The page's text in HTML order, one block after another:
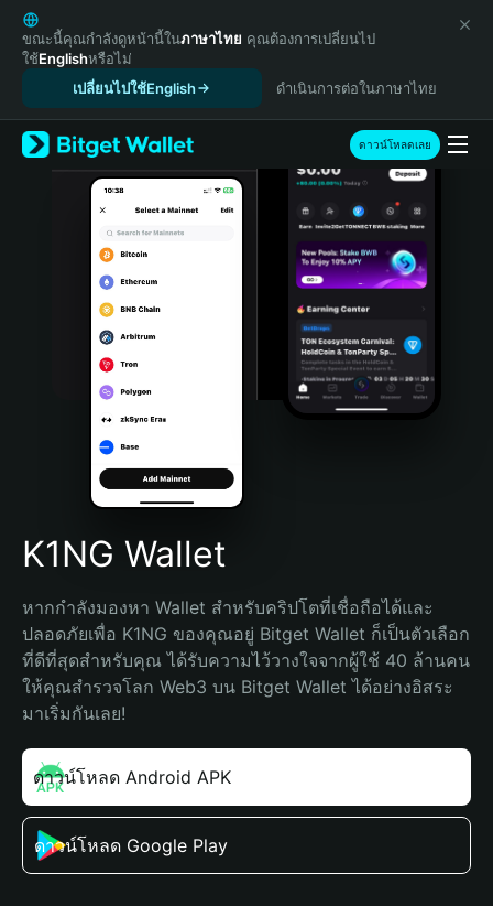
English
日本語
Tiếng Việt
Español (Latinoamérica)
Türkçe
Italiano
Português (Portugal)
Bahasa Indonesia
Português (Brasil)
Español (Argentina)
ขณะนี้คุณกำลังดูหน้านี้ในภาษาไทย คุณต้องการเปลี่ยนไป
ใช้Englishหรือไม่
เปลี่ยนไปใช้English
ดำเนินการต่อในภาษาไทย
ดาวน์โหลดเลย
K1NG Wallet
หากกำลังมองหา Wallet สำหรับคริปโตที่เชื่อถือได้และ
ปลอดภัยเพื่อ K1NG ของคุณอยู่ Bitget Wallet ก็เป็นตัวเลือก
ที่ดีที่สุดสำหรับคุณ ได้รับความไว้วางใจจากผู้ใช้ 40 ล้านคน
ให้คุณสำรวจโลก Web3 บน Bitget Wallet ได้อย่างอิสระ
มาเริ่มกันเลย!
ดาวน์โหลด Android APK
ดาวน์โหลด Google Play